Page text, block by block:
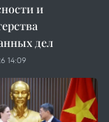
и
дел
14:09